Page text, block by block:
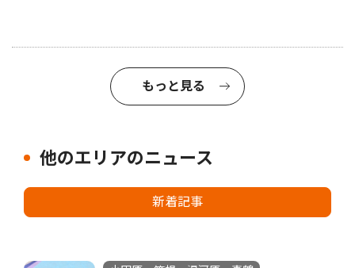
もっと見る
他のエリアのニュース
新着記事